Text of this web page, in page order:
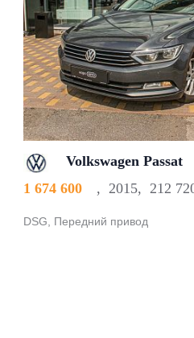
Volkswagen Passat
1 674 600
, 2015, 212
DSG, Передний привод